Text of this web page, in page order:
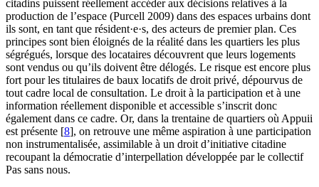
citadins puissent réellement accéder aux décisions relatives à la
production de l’espace (Purcell 2009) dans des espaces urbains dont
ils sont, en tant que résident·e·s, des acteurs de premier plan. Ces
principes sont bien éloignés de la réalité dans les quartiers les plus
ségrégués, lorsque des locataires découvrent que leurs logements
sont vendus ou qu’ils doivent être délogés. Le risque est encore plus
fort pour les titulaires de baux locatifs de droit privé, dépourvus de
tout cadre local de consultation. Le droit à la participation et à une
information réellement disponible et accessible s’inscrit donc
également dans ce cadre. Or, dans la trentaine de quartiers où Appuii
est présente [8], on retrouve une même aspiration à une participation
non instrumentalisée, assimilable à un droit d’initiative citadine
recoupant la démocratie d’interpellation développée par le collectif
Pas sans nous.